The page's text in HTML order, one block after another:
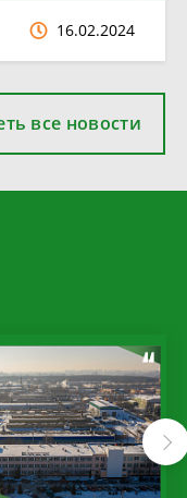
16.02.2024
все новости